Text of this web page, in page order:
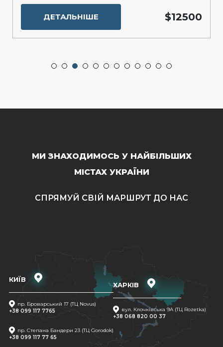
ДЕТАЛЬНІШЕ $12500
МИ ЗНАХОДИМОСЬ У НАЙБІЛЬШИХ
МІСТАХ УКРАЇНИ
СПРЯМУЙ СВІЙ МАРШРУТ ДО НАС
КИЇВ
пр. Броварський 17 (ТЦ Novus)
+38 099 117 7765
пр. Степана Бандери 23 (ТЦ Gorodok)
+38 099 117 77 65
ХАРКІВ
вул. Клочківська 9A (ТЦ Rozetka)
+38 068 820 00 37